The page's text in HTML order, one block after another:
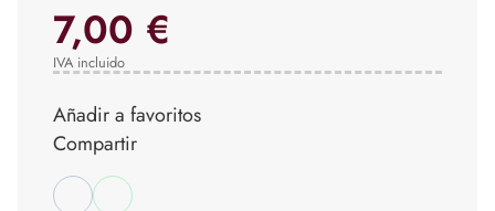
7,00 €
IVA incluido
Añadir a favoritos
Compartir